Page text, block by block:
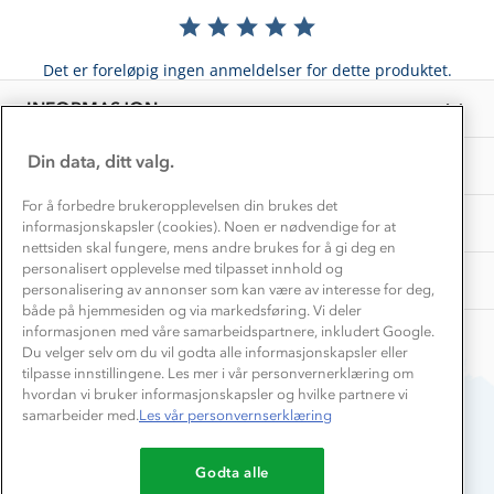
Det er foreløpig ingen anmeldelser for dette produktet.
INFORMASJON
Bedrift, barnehage og SFO
Presse
OM OSS
Samarbeide med oss?
TIPS OG RÅD
Vask og vedlikehold
EL-retur
Store størrelser
Turmat oppskrifter
Beredskap
AKTIVITETER
Få turinspirasjon og tips her⛰
Overnatte utendørs⛺
Leirskole 🥾
Barnehageansatt
Tips til hyttetur
Du betaler enkelt med
Din data, ditt valg.
For å forbedre brukeropplevelsen din brukes det
informasjonskapsler (cookies). Noen er nødvendige for at
nettsiden skal fungere, mens andre brukes for å gi deg en
personalisert opplevelse med tilpasset innhold og
personalisering av annonser som kan være av interesse for deg,
både på hjemmesiden og via markedsføring. Vi deler
informasjonen med våre samarbeidspartnere, inkludert Google.
Du velger selv om du vil godta alle informasjonskapsler eller
tilpasse innstillingene. Les mer i vår personvernerklæring om
hvordan vi bruker informasjonskapsler og hvilke partnere vi
samarbeider med.Les vår personvernserklæring
Godta alle